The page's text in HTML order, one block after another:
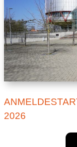
2026